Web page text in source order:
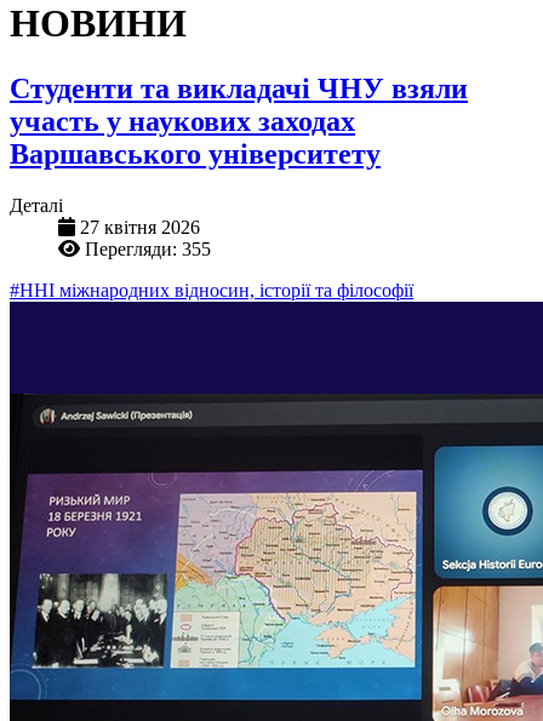
НОВИНИ
Студенти та викладачі ЧНУ взяли
участь у наукових заходах
Варшавського університету
Деталі
27 квітня 2026
Перегляди: 355
#ННІ міжнародних відносин, історії та філософії